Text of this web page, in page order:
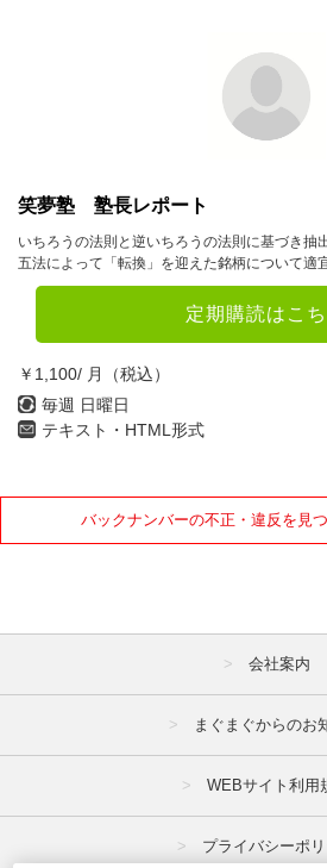
笑夢塾 塾長レポート
いちろうの法則と逆いちろうの法則に基づき抽
五法によって「転換」を迎えた銘柄について適
定期購読はこ
￥1,100/ 月（税込）
毎週 日曜日
テキスト・HTML形式
バックナンバーの不正・違反を見
会社案内
まぐまぐからのお
WEBサイト利用
プライバシーポ